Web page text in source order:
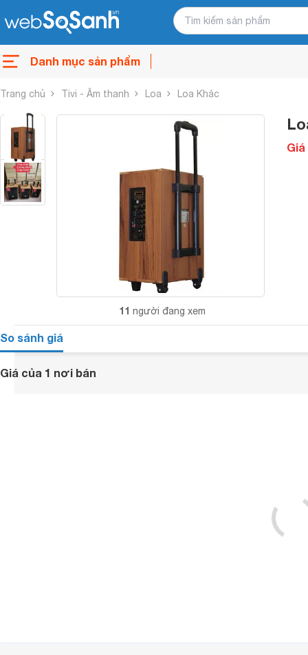
Danh mục sản phẩm
Trang chủ Tivi - Âm thanh Loa Loa Khác
11 người đang xem
So sánh giá
Giá của 1 nơi bán